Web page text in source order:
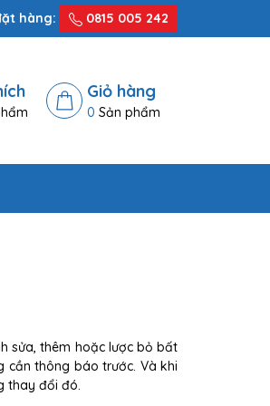
hàng: 0815 005 242
Giỏ hàng
0 Sản phẩm
sửa, thêm hoặc lược bỏ bất
cần thông báo trước. Và khi
thay đổi đó.